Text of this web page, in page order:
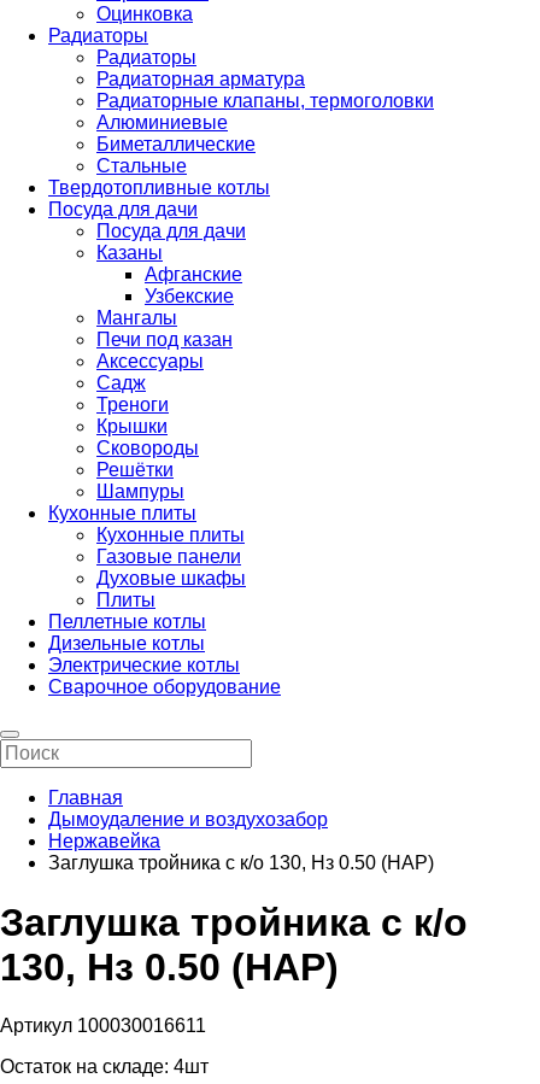
Оцинковка
Радиаторы
Радиаторы
Радиаторная арматура
Радиаторные клапаны, термоголовки
Алюминиевые
Биметаллические
Стальные
Твердотопливные котлы
Посуда для дачи
Посуда для дачи
Казаны
Афганские
Узбекские
Мангалы
Печи под казан
Аксессуары
Садж
Треноги
Крышки
Сковороды
Решётки
Шампуры
Кухонные плиты
Кухонные плиты
Газовые панели
Духовые шкафы
Плиты
Пеллетные котлы
Дизельные котлы
Электрические котлы
Сварочное оборудование
Главная
Дымоудаление и воздухозабор
Нержавейка
Заглушка тройника с к/о 130, Нз 0.50 (НАР)
Заглушка тройника с к/о
130, Нз 0.50 (НАР)
Артикул 100030016611
Остаток на складе: 4шт